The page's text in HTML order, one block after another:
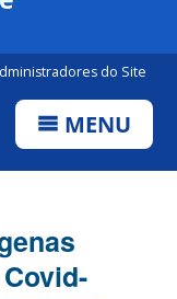
do Site
MENU